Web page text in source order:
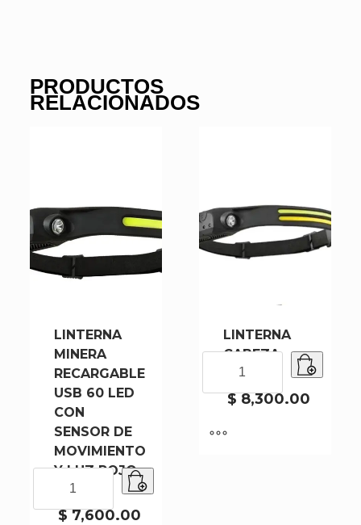
PRODUCTOS
RELACIONADOS
LINTERNA
MINERA
RECARGABLE
USB 60 LED
CON
SENSOR DE
MOVIMIENTO
Y LUZ ROJO
(689-1)
$7,600.00
MINERA
RECARGABLE
LINTERNA
CABEZA
689-2
$8,300.00
CABEZA
689-
cantidad